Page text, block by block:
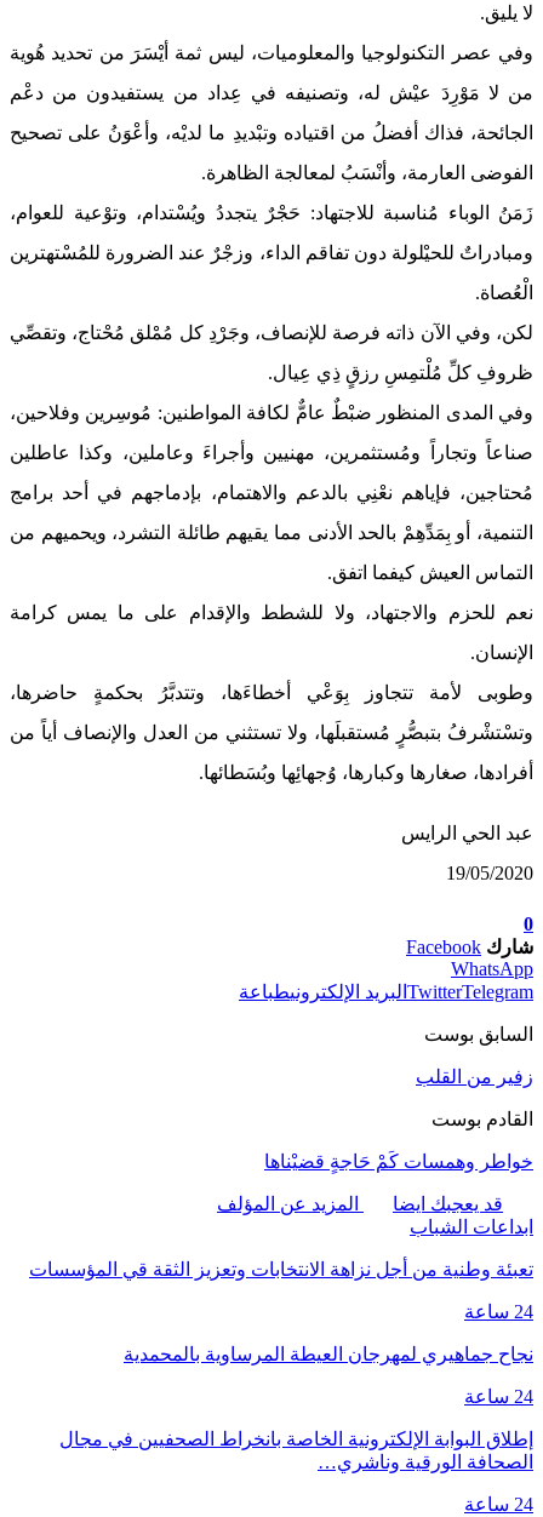
لا يليق.
وفي عصر التكنولوجيا والمعلوميات، ليس ثمة أيْسَرَ من تحديد هُوية
من لا مَوْرِدَ عيْش له، وتصنيفه في عِداد من يستفيدون من دعْم
الجائحة، فذاك أفضلُ من اقتياده وتبْديدِ ما لديْه، وأعْوَنُ على تصحيح
الفوضى العارمة، وأنْسَبُ لمعالجة الظاهرة.
زَمَنُ الوباء مُناسبة للاجتهاد: حَجْرٌ يتجددُ ويُسْتدام، وتوْعية للعوام،
ومبادراتٌ للحيْلولة دون تفاقم الداء، وزجْرٌ عند الضرورة للمُسْتهترين
الْعُصاة.
لكن، وفي الآن ذاته فرصة للإنصاف، وجَرْدِ كل مُمْلق مُحْتاج، وتقصِّي
ظروفِ كلِّ مُلْتمِسِ رزقٍ ذِي عِيال.
وفي المدى المنظور ضبْطٌ عامٌّ لكافة المواطنين: مُوسِرين وفلاحين،
صناعاً وتجاراً ومُستثمرين، مهنيين وأجراءَ وعاملين، وكذا عاطلين
مُحتاجين، فإياهم نعْنِي بالدعم والاهتمام، بإدماجهم في أحد برامج
التنمية، أو بِمَدِّهِمْ بالحد الأدنى مما يقيهم طائلة التشرد، ويحميهم من
التماس العيش كيفما اتفق.
نعم للحزم والاجتهاد، ولا للشطط والإقدام على ما يمس كرامة
الإنسان.
وطوبى لأمة تتجاوز بِوَعْي أخطاءَها، وتتدبَّرُ بحكمةٍ حاضرها،
وتسْتشْرفُ بتبصُّرٍ مُستقبلَها، ولا تستثني من العدل والإنصاف أياً من
أفرادها، صغارها وكبارها، وُجهائِها وبُسَطائها.
عبد الحي الرايس
19/05/2020
0
شارك Facebook
WhatsApp
TwitterTelegram البريد الإلكترونيطباعة
السابق بوست
زفير من القلب
القادم بوست
خواطر وهمسات كَمْ حَاجةٍ قضيْناها
قد يعجبك ايضا
المزيد عن المؤلف
ابداعات الشباب
تعبئة وطنية من أجل نزاهة الانتخابات وتعزيز الثقة قي المؤسسات
24 ساعة
نجاح جماهيري لمهرجان العيطة المرساوية بالمحمدية
24 ساعة
إطلاق البوابة الإلكترونية الخاصة بانخراط الصحفيين في مجال
الصحافة الورقية وناشري…
24 ساعة